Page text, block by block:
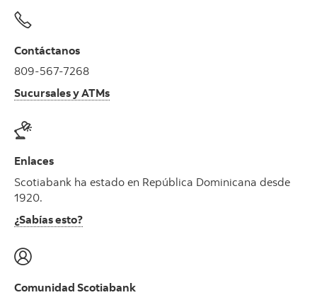
Contáctanos
809-567-7268
Sucursales y ATMs
Enlaces
Scotiabank ha estado en República Dominicana desde
1920.
¿Sabías esto?
Comunidad Scotiabank